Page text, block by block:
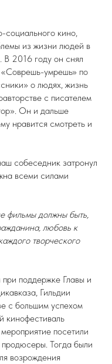
социального кино,
из жизни людей в
В 2016 году он снял
«Соврешь-умрешь» по
о людях, жизнь
с писателем
Он и дальше
нравится смотреть и
собеседник затронул
всеми силами
фильмы должны быть,
любовь к
творческого
поддержке Главы и
Гильдии
с большим успехом
кинофестиваль
посетили
Тогда были
возрождения